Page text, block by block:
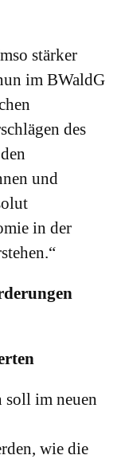
stärker
im BWaldG
des
und
in der
im neuen
wie die